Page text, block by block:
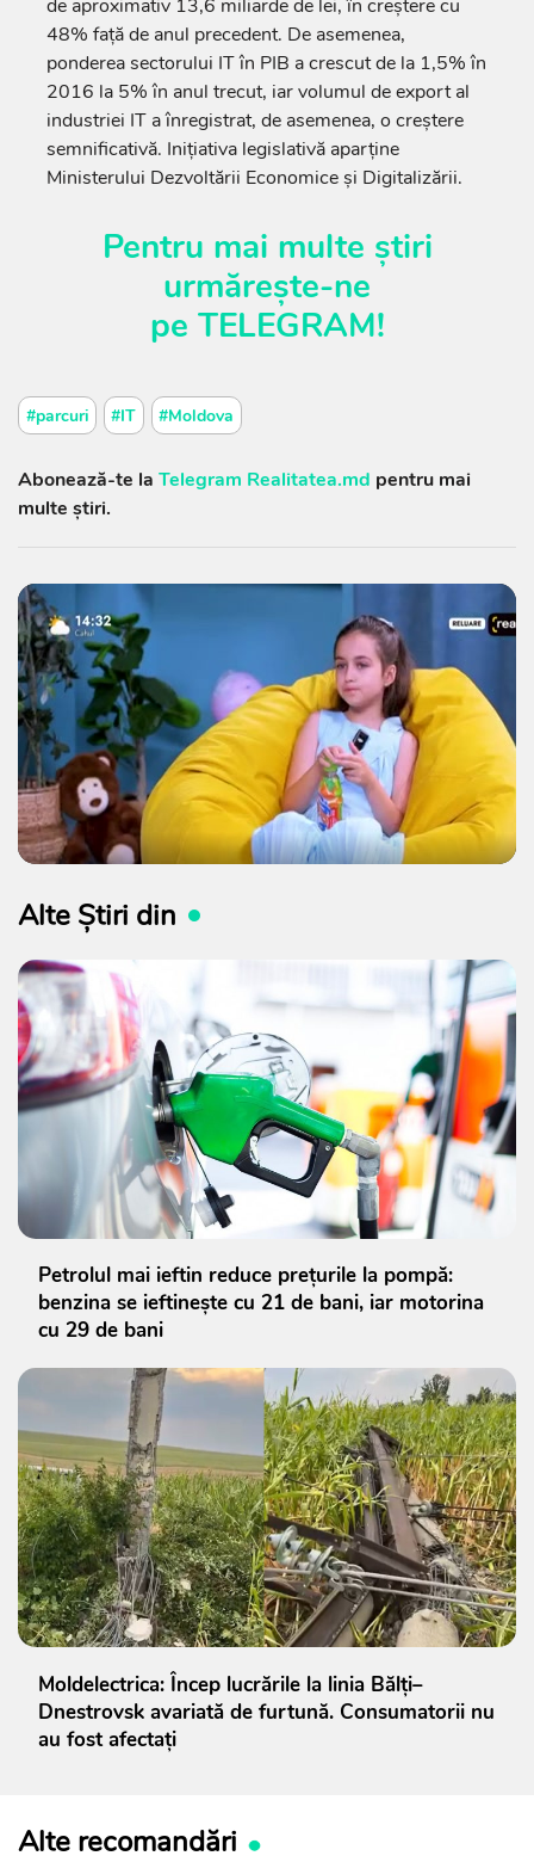
de aproximativ 13,6 miliarde de lei, în creștere cu
48% față de anul precedent. De asemenea,
ponderea sectorului IT în PIB a crescut de la 1,5% în
2016 la 5% în anul trecut, iar volumul de export al
industriei IT a înregistrat, de asemenea, o creștere
semnificativă. Inițiativa legislativă aparține
Ministerului Dezvoltării Economice și Digitalizării.
Pentru mai multe știri
urmărește-ne
pe TELEGRAM!
#parcuri #IT #Moldova
Abonează-te la Telegram Realitatea.md pentru mai
multe știri.
Alte Știri din
Petrolul mai ieftin reduce prețurile la pompă:
benzina se ieftinește cu 21 de bani, iar motorina
cu 29 de bani
Moldelectrica: Încep lucrările la linia Bălți–
Dnestrovsk avariată de furtună. Consumatorii nu
au fost afectați
Alte recomandări